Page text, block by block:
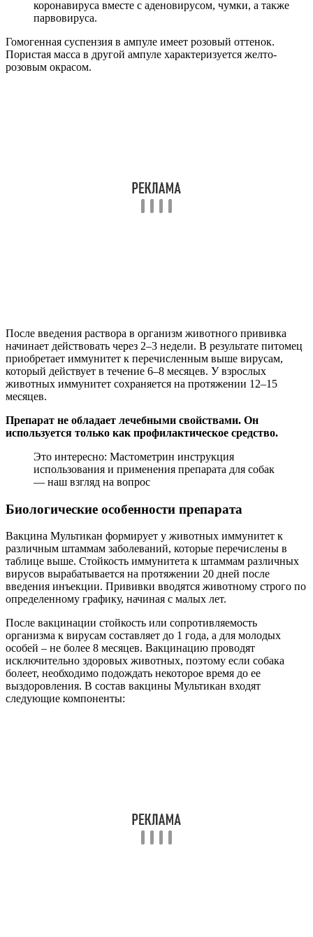
коронавируса вместе с аденовирусом, чумки, а также
парвовируса.
Гомогенная суспензия в ампуле имеет розовый оттенок.
Пористая масса в другой ампуле характеризуется желто-
розовым окрасом.
После введения раствора в организм животного прививка
начинает действовать через 2–3 недели. В результате питомец
приобретает иммунитет к перечисленным выше вирусам,
который действует в течение 6–8 месяцев. У взрослых
животных иммунитет сохраняется на протяжении 12–15
месяцев.
Препарат не обладает лечебными свойствами. Он
используется только как профилактическое средство.
Это интересно: Мастометрин инструкция
использования и применения препарата для собак
— наш взгляд на вопрос
Биологические особенности препарата
Вакцина Мультикан формирует у животных иммунитет к
различным штаммам заболеваний, которые перечислены в
таблице выше. Стойкость иммунитета к штаммам различных
вирусов вырабатывается на протяжении 20 дней после
введения инъекции. Прививки вводятся животному строго по
определенному графику, начиная с малых лет.
После вакцинации стойкость или сопротивляемость
организма к вирусам составляет до 1 года, а для молодых
особей – не более 8 месяцев. Вакцинацию проводят
исключительно здоровых животных, поэтому если собака
болеет, необходимо подождать некоторое время до ее
выздоровления. В состав вакцины Мультикан входят
следующие компоненты: